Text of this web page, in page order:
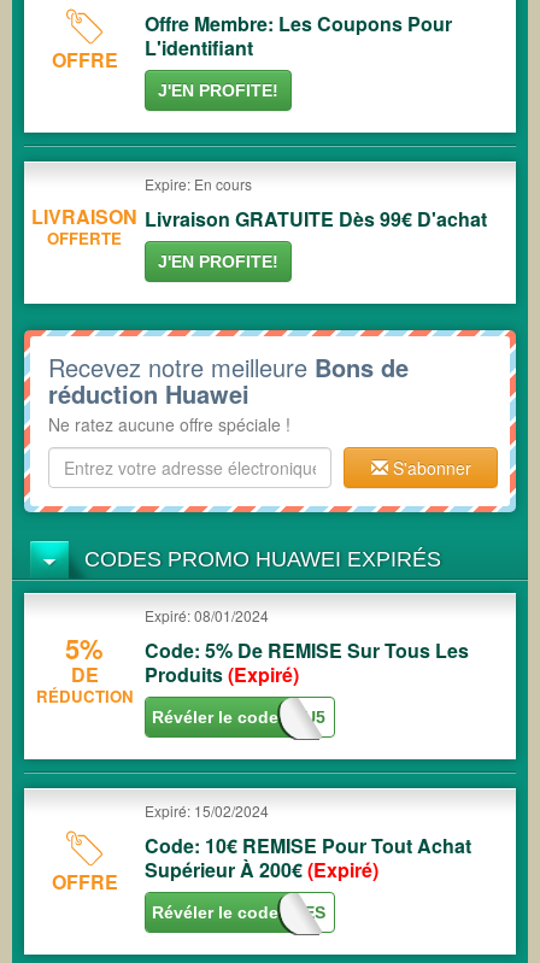
OFFRE
Offre Membre: Les Coupons Pour
L'identifiant
J'EN PROFITE!
LIVRAISON
OFFERTE
Expire: En cours
Livraison GRATUITE Dès 99€ D'achat
J'EN PROFITE!
Recevez notre meilleure Bons de
réduction Huawei
Ne ratez aucune offre spéciale !
S'abonner
CODES PROMO HUAWEI EXPIRÉS
5%
DE
RÉDUCTION
Expiré: 08/01/2024
Code: 5% De REMISE Sur Tous Les
Produits(Expiré)
ACADEAU5
Révéler le code
OFFRE
Expiré: 15/02/2024
Code: 10€ REMISE Pour Tout Achat
Supérieur À 200€(Expiré)
A10SOLDES
Révéler le code